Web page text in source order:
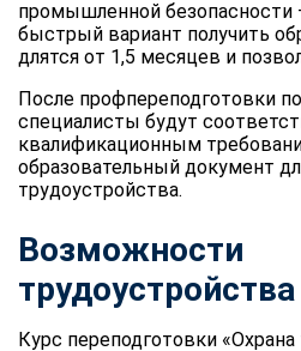
промышленной
быстрый вариант получить
длятся от 1,5 месяцев и
После профпереподготовки
специалисты будут
квалификационным
образовательный документ
трудоустройства.
Возможности
трудоустройства
Курс переподготовки «Охрана